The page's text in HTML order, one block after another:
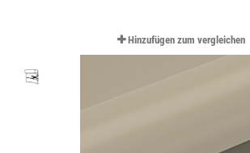
Hinzufügen zum vergleichen